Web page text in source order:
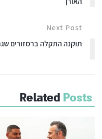
Next Post
תוקנה התקלה ברמזורים
Related Posts